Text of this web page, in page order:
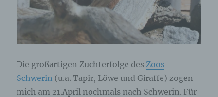
Die großartigen Zuchterfolge des Zoos
Schwerin (u.a. Tapir, Löwe und Giraffe) zogen
mich am 21.April nochmals nach Schwerin. Für